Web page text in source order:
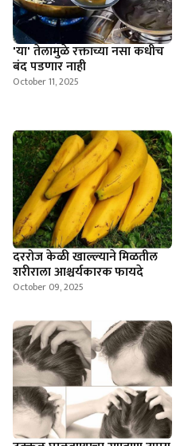
'या' तेलामुळे रक्ताच्या नसा कधीच
बंद पडणार नाही
October 11, 2025
दररोज केळी खाल्ल्याने मिळतील
शरीराला आश्चर्यकारक फायदे
October 09, 2025